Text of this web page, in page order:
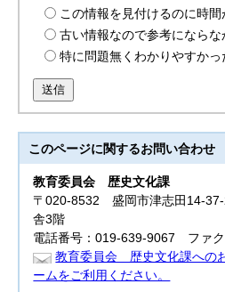
この情報を見付けるのに時間
古い情報なので参考にならな
特に問題無くわかりやすかっ
送信
このページに関するお問い合わせ
教育委員会歴史文化課
〒020-8532 盛岡市津志田14-
舎3階
電話番号：019-639-9067 ファ
教育委員会 歴史文化課への
ームをご利用ください。